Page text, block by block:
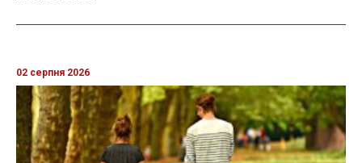
02 серпня 2026